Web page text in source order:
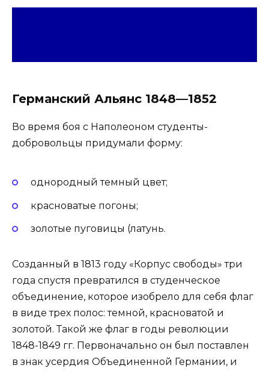
Германский Альянс 1848—1852
Во время боя с Наполеоном студенты-
добровольцы придумали форму:
однородный темный цвет;
красноватые погоны;
золотые пуговицы (латунь.
Созданный в 1813 году «Корпус свободы» три
года спустя превратился в студенческое
объединение, которое изобрело для себя флаг
в виде трех полос: темной, красноватой и
золотой. Такой же флаг в годы революции
1848-1849 гг. Первоначально он был поставлен
в знак усердия Объединенной Германии, и